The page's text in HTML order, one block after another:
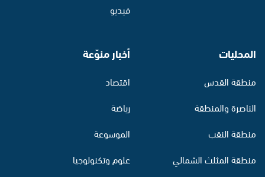
فيديو
المحليات
منطقة القدس
الناصرة والمنطقة
منطقة النقب
منطقة المثلث الشمالي
أخبار منوّعة
اقتصاد
رياضة
الموسوعة
علوم وتكنولوجيا